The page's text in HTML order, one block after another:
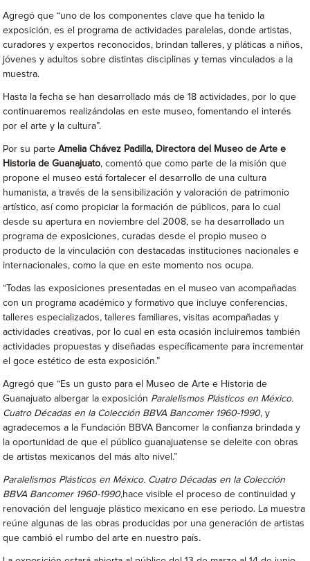
Agregó que “uno de los componentes clave que ha tenido la
exposición, es el programa de actividades paralelas, donde artistas,
curadores y expertos reconocidos, brindan talleres, y pláticas a niños,
jóvenes y adultos sobre distintas disciplinas y temas vinculados a la
muestra.
Hasta la fecha se han desarrollado más de 18 actividades, por lo que
continuaremos realizándolas en este museo, fomentando el interés
por el arte y la cultura”.
Por su parteAmelia Chávez Padilla, Directora del Museo de Arte e
Historia de Guanajuato, comentó que como parte de la misión que
propone el museo está fortalecer el desarrollo de una cultura
humanista, a través de la sensibilización y valoración de patrimonio
artístico, así como propiciar la formación de públicos, para lo cual
desde su apertura en noviembre del 2008, se ha desarrollado un
programa de exposiciones, curadas desde el propio museo o
producto de la vinculación con destacadas instituciones nacionales e
internacionales, como la que en este momento nos ocupa.
“Todas las exposiciones presentadas en el museo van acompañadas
con un programa académico y formativo que incluye conferencias,
talleres especializados, talleres familiares, visitas acompañadas y
actividades creativas, por lo cual en esta ocasión incluiremos también
actividades propuestas y diseñadas específicamente para incrementar
el goce estético de esta exposición.”
Agregó que “Es un gusto para el Museo de Arte e Historia de
Guanajuato albergar la exposición Paralelismos Plásticos en México.
Cuatro Décadas en la Colección BBVA Bancomer 1960-1990, y
agradecemos a la Fundación BBVA Bancomer la confianza brindada y
la oportunidad de que el público guanajuatense se deleite con obras
de artistas mexicanos del más alto nivel.”
Paralelismos Plásticos en México. Cuatro Décadas en la Colección
BBVA Bancomer 1960-1990,hace visible el proceso de continuidad y
renovación del lenguaje plástico mexicano en ese periodo. La muestra
reúne algunas de las obras producidas por una generación de artistas
que cambió el rumbo del arte en nuestro país.